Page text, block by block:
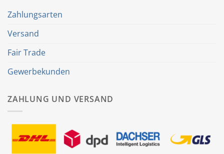
Zahlungsarten
Versand
Fair Trade
Gewerbekunden
ZAHLUNG UND VERSAND